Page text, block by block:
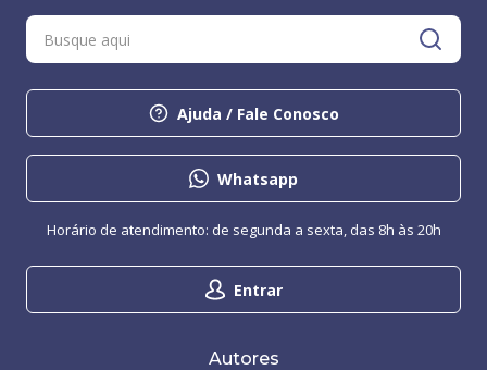
Ajuda / Fale Conosco
Whatsapp
Entrar
Horário de atendimento: de segunda a sexta, das 8h às 20h
Autores